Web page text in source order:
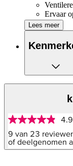
Ervaar
materiaal
Platte
Lees meer
4.9
van
5
sterren,
4.9
9 van 23
of deelgenomen